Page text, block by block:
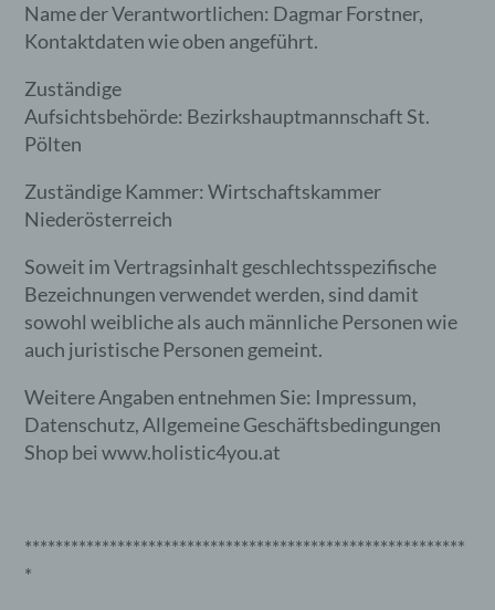
Name der Verantwortlichen: Dagmar Forstner,
Kontaktdaten wie oben angeführt.
Zuständige
Aufsichtsbehörde: Bezirkshauptmannschaft St.
Pölten
Zuständige Kammer: Wirtschaftskammer
Niederösterreich
Soweit im Vertragsinhalt geschlechtsspezifische
Bezeichnungen verwendet werden, sind damit
sowohl weibliche als auch männliche Personen wie
auch juristische Personen gemeint.
Weitere Angaben entnehmen Sie: Impressum,
Datenschutz, Allgemeine Geschäftsbedingungen
Shop bei www.holistic4you.at
*********************************************************
*